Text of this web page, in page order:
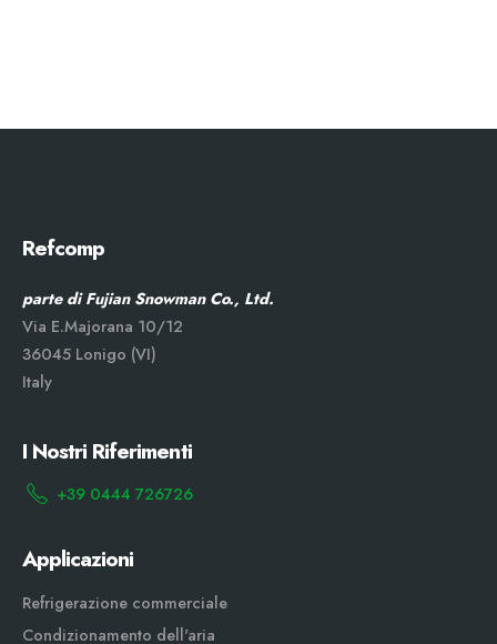
Refcomp
parte di Fujian Snowman Co., Ltd.
Via E.Majorana 10/12
36045 Lonigo (VI)
Italy
I Nostri Riferimenti
+39 0444 726726
Applicazioni
Refrigerazione commerciale
Condizionamento dell'aria